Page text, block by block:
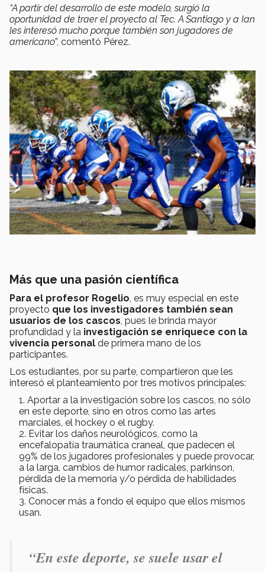
“A partir del desarrollo de este modelo, surgió la
oportunidad de traer el proyecto al Tec. A Santiago y a Ian
les interesó mucho porque también son jugadores de
americano”, comentó Pérez.
Más que una pasión científica
Para el profesor Rogelio, es muy especial en este
proyecto que los investigadores también sean
usuarios de los cascos, pues le brinda mayor
profundidad y la investigación se enriquece con la
vivencia personal de primera mano de los
participantes.
Los estudiantes, por su parte, compartieron que les
interesó el planteamiento por tres motivos principales:
Aportar a la investigación sobre los cascos, no sólo
en este deporte, sino en otros como las artes
marciales, el hockey o el rugby.
Evitar los daños neurológicos, como la
encefalopatía traumática craneal, que padecen el
99% de los jugadores profesionales y puede provocar,
a la larga, cambios de humor radicales, parkinson,
pérdida de la memoria y/o pérdida de habilidades
físicas.
Conocer más a fondo el equipo que ellos mismos
usan.
“En este deporte, se suele usar el